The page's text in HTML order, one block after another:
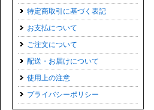
特定商取引に基づく表記
お支払について
ご注文について
配送・お届けについて
使用上の注意
プライバシーポリシー